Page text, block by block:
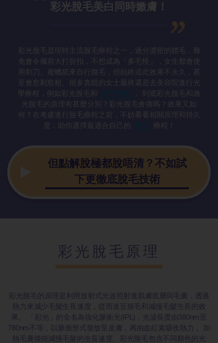
彩光脫毛美白同時嫩膚！
彩光脫毛是現時主流脫毛療程之一，過分濃密的體毛，難
免會令儀容大打折扣，不想成為「多毛怪」，女生都會使
用剃刀、蜜蠟紙來自行脫毛，但始終這此效果不永久，甚
至會愈剃愈粗。很多貪靚的女士最終還是去美容院進行光
學療程，例如彩光脫毛和
。到底彩光脫毛和激
光脫毛的原理有甚麼分別？彩光脫毛會痛嗎？效果又如
何？在考慮進行脫毛療程之前，不妨看看相關原理和持久
度，助你選擇最適合自己的
療程！
但點解脫極都脫唔清？不如試
下更徹底脫毛技術
彩光脫毛原理
彩光脫毛的原理是利用放射式光波照射進肌膚底層與毛囊，透過
熱力來減少毛髮生長速度，從而達至脫毛和減慢毛髮生長的效
果。 「彩光」的全名為強化脈衝光(IPL)，光波長度由380nm至
780nm不等，以脈衝形式發放至皮膚，再由血紅素吸收熱力， 加
熱毛囊後能減慢毛髮的生長速度。彩光脫毛包含不同顏色的光